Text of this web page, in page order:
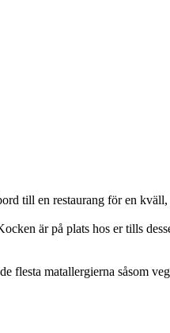
till en restaurang för en
är på plats hos er tills
flesta matallergierna såsom